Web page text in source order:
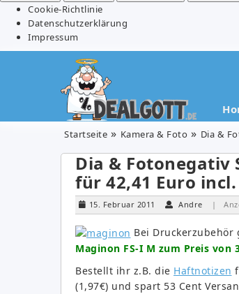
Cookie-Richtlinie
Datenschutzerklärung
Impressum
Startseite Kamera & Foto Dia &
Dia & Fotonegativ
für 42,41 Euro
15. Februar 2011 Andre |
Bei Druckerzubehör
Maginon FS-I M zum Preis von
Bestellt ihr z.B. die Haftnotizen
(1,97€) und spart 53 Cent